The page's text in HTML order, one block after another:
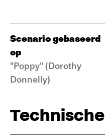
Scenario gebaseerd
op
"Poppy" (Dorothy
Donnelly)